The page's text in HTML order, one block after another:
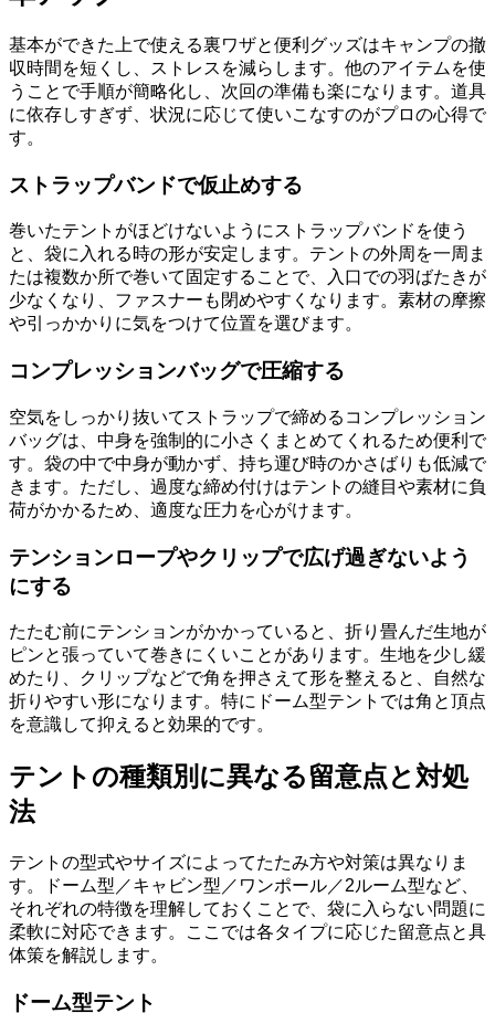
基本ができた上で使える裏ワザと便利グッズはキャンプの撤
収時間を短くし、ストレスを減らします。他のアイテムを使
うことで手順が簡略化し、次回の準備も楽になります。道具
に依存しすぎず、状況に応じて使いこなすのがプロの心得で
す。
ストラップバンドで仮止めする
巻いたテントがほどけないようにストラップバンドを使う
と、袋に入れる時の形が安定します。テントの外周を一周ま
たは複数か所で巻いて固定することで、入口での羽ばたきが
少なくなり、ファスナーも閉めやすくなります。素材の摩擦
や引っかかりに気をつけて位置を選びます。
コンプレッションバッグで圧縮する
空気をしっかり抜いてストラップで締めるコンプレッション
バッグは、中身を強制的に小さくまとめてくれるため便利で
す。袋の中で中身が動かず、持ち運び時のかさばりも低減で
きます。ただし、過度な締め付けはテントの縫目や素材に負
荷がかかるため、適度な圧力を心がけます。
テンションロープやクリップで広げ過ぎないよう
にする
たたむ前にテンションがかかっていると、折り畳んだ生地が
ピンと張っていて巻きにくいことがあります。生地を少し緩
めたり、クリップなどで角を押さえて形を整えると、自然な
折りやすい形になります。特にドーム型テントでは角と頂点
を意識して抑えると効果的です。
テントの種類別に異なる留意点と対処
法
テントの型式やサイズによってたたみ方や対策は異なりま
す。ドーム型／キャビン型／ワンポール／2ルーム型など、
それぞれの特徴を理解しておくことで、袋に入らない問題に
柔軟に対応できます。ここでは各タイプに応じた留意点と具
体策を解説します。
ドーム型テント